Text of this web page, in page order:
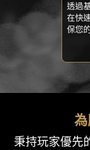
透過
在快
保您
秉持玩家優先